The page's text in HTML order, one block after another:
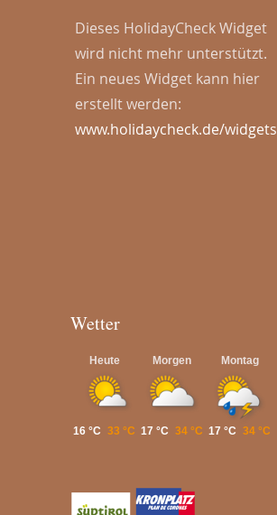
Dieses HolidayCheck Widget
wird nicht mehr unterstützt.
Ein neues Widget kann hier
erstellt werden:
www.holidaycheck.de/widgets
Wetter
Heute Morgen Montag
16 °C 33 °C 17 °C 34 °C 17 °C 34 °C